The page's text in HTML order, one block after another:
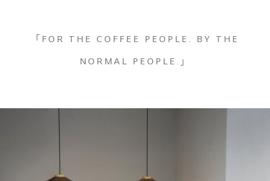
「FOR THE COFFEE PEOPLE. BY THE
NORMAL PEOPLE.」